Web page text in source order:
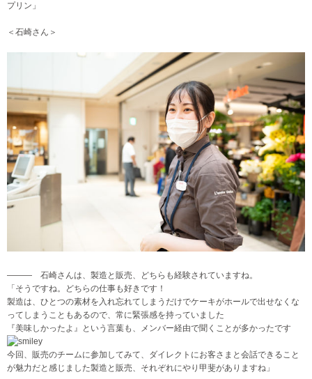
プリン」
＜石崎さん＞
――― 石崎さんは、製造と販売、どちらも経験されていますね。
「そうですね。どちらの仕事も好きです！
製造は、ひとつの素材を入れ忘れてしまうだけでケーキがホールで出せなくな
ってしまうこともあるので、常に緊張感を持っていました
『美味しかったよ』という言葉も、メンバー経由で聞くことが多かったです
今回、販売のチームに参加してみて、ダイレクトにお客さまと会話できること
が魅力だと感じました製造と販売、それぞれにやり甲斐がありますね 」